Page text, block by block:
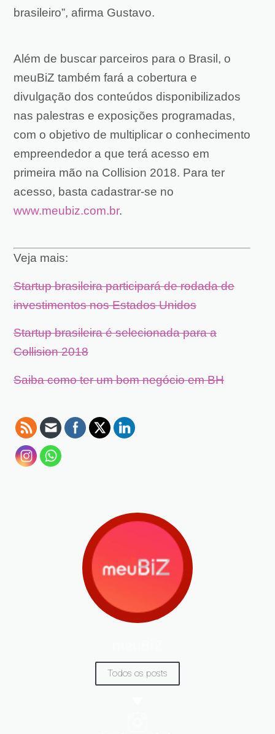
brasileiro”, afirma Gustavo.
Além de buscar parceiros para o Brasil, o
meuBiZ também fará a cobertura e
divulgação dos conteúdos disponibilizados
nas palestras e exposições programadas,
com o objetivo de multiplicar o conhecimento
empreendedor a que terá acesso em
primeira mão na Collision 2018. Para ter
acesso, basta cadastrar-se no
www.meubiz.com.br.
Veja mais:
Startup brasileira participará de rodada de
investimentos nos Estados Unidos
Startup brasileira é selecionada para a
Collision 2018
Saiba como ter um bom negócio em BH
Todos os posts